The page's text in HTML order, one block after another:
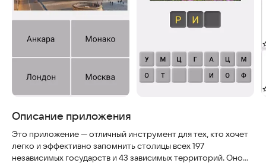
Описание приложения
Это приложение — отличный инструмент для тех, кто хочет
легко и эффективно запомнить столицы всех 197
независимых государств и 43 зависимых территорий. Оно